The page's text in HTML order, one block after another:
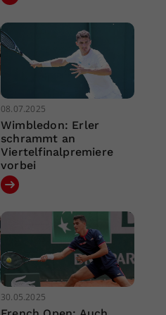
08.07.2025
Wimbledon: Erler
schrammt an
Viertelfinalpremiere
vorbei
30.05.2025